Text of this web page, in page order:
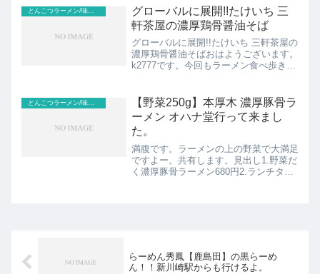
リンク (adsbygoogle = window.a...
とんこつラーメン/味噌らーめん(濃厚、こってり、ドロドロ)
グローバルに展開!!たけいち 三
軒茶屋の濃厚鶏骨醤油そば
グローバルに展開!!たけいち 三軒茶屋の
濃厚鶏骨醤油そばおはようございます。
k2777です。今回もラーメン食べ歩きを
鶏そば たけいち」にお邪魔してきまし
た。この「濃厚鶏...
とんこつラーメン/味噌らーめん(濃厚、こってり、ドロドロ)
【野菜250g】本厚木 濃厚豚骨ラ
ーメン オハナ堂行って来まし
た。
満腹です。ラーメンの上の野菜で大満足
ですよー。共有します。見出し1.野菜だ
く濃厚豚骨ラーメン680円2.ランチタイ
らーめん秀鳳【鹿島田】の黒らーめ
ん！！新川崎駅からも行けるよ。